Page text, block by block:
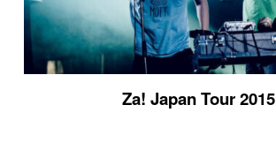
Za! Japan Tour 2015